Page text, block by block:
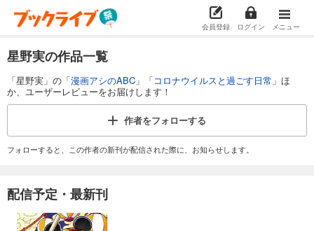
会員登録 ログイン メニュー
星野実の作品一覧
「星野実」の「漫画アシのABC 」「コロナウイルスと過ごす日常 」ほ
か、ユーザーレビューをお届けします！
作者をフォローする
フォローすると、この作者の新刊が配信された際に、お知らせします。
配信予定・最新刊